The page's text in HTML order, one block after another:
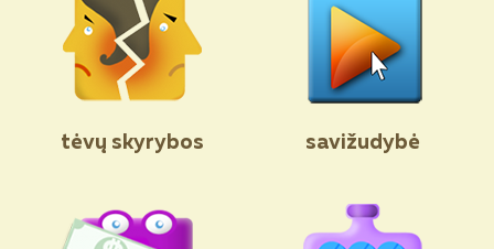
tėvų skyrybos savižudybė